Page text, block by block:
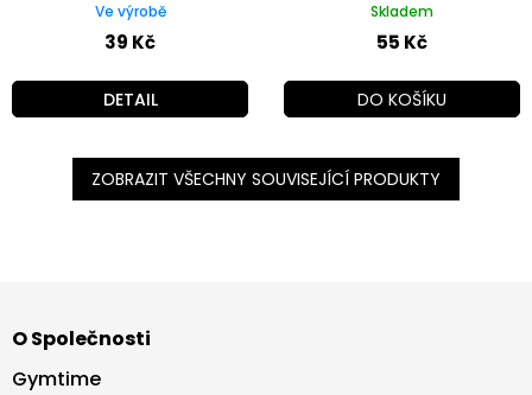
Ve výrobě
39 Kč
DETAIL
Skladem
55 Kč
DO KOŠÍKU
ZOBRAZIT VŠECHNY SOUVISEJÍCÍ PRODUKTY
p
a
O Společnosti
Gymtime